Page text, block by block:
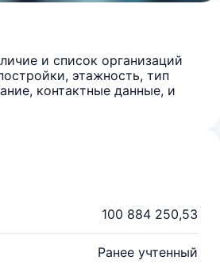
и список организаций
этажность, тип
контактные данные, и
100 884 250,53
Ранее учтенный